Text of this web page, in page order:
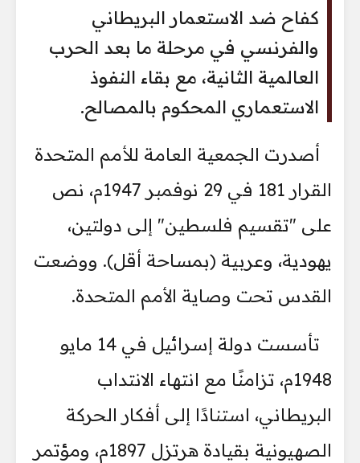
كفاح ضد الاستعمار البريطاني
والفرنسي في مرحلة ما بعد الحرب
العالمية الثانية، مع بقاء النفوذ
الاستعماري المحكوم بالمصالح.
أصدرت الجمعية العامة للأمم المتحدة
القرار 181 في 29 نوفمبر 1947م، نص
على "تقسيم فلسطين" إلى دولتين،
يهودية، وعربية (بمساحة أقل). ووضعت
القدس تحت وصاية الأمم المتحدة.
تأسست دولة إسرائيل في 14 مايو
1948م، تزامنًا مع انتهاء الانتداب
البريطاني، استنادًا إلى أفكار الحركة
الصهيونية بقيادة هرتزل 1897م، ومؤتمر